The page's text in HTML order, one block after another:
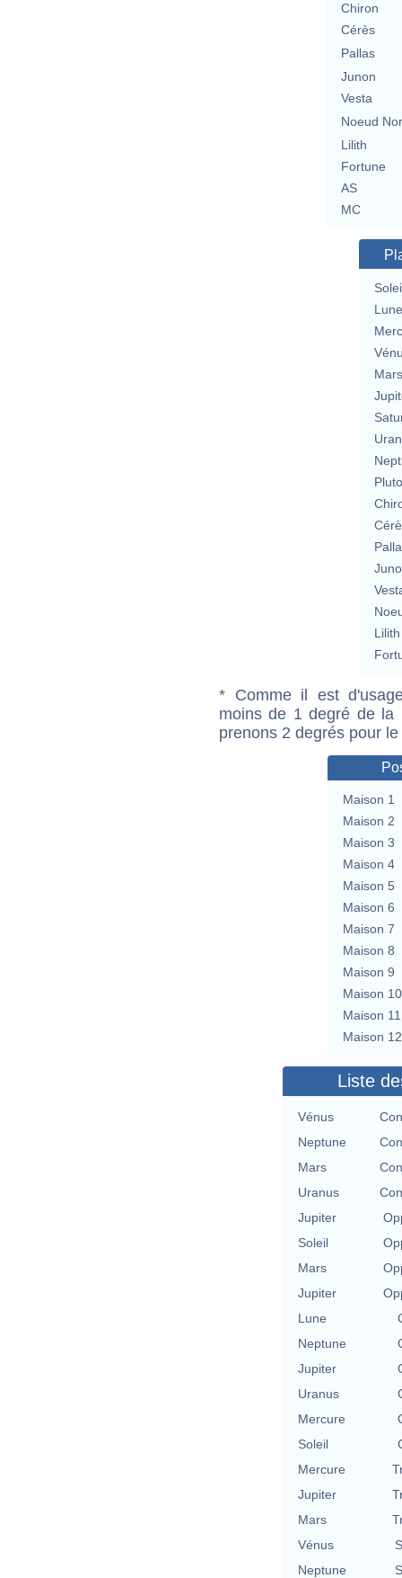
Chiron
Cérès
Pallas
Junon
Vesta
Noeud
Lilith
Fortune
AS
MC
Lune
Mars
Lilith
* Comme il est
moins de 1 degré de la
prenons 2 degrés pour
Maison 1
Maison 2
Maison 3
Maison 4
Maison 5
Maison 6
Maison 7
Maison 8
Maison 9
Maison 10
Maison 11
Maison 12
Liste
Vénus
Neptune
Mars
Uranus
Jupiter
Soleil
Mars
Jupiter
Lune
Neptune
Jupiter
Uranus
Mercure
Soleil
Mercure
Jupiter
Mars
Vénus
Neptune